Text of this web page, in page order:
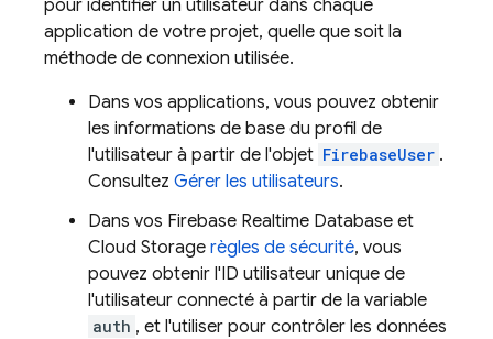
pour identifier un utilisateur dans chaque
application de votre projet, quelle que soit la
méthode de connexion utilisée.
Dans vos applications, vous pouvez obtenir
les informations de base du profil de
l'utilisateur à partir de l'objet FirebaseUser .
Consultez Gérer les utilisateurs.
Dans vos Firebase Realtime Database et
Cloud Storage règles de sécurité, vous
pouvez obtenir l'ID utilisateur unique de
l'utilisateur connecté à partir de la variable
auth , et l'utiliser pour contrôler les données